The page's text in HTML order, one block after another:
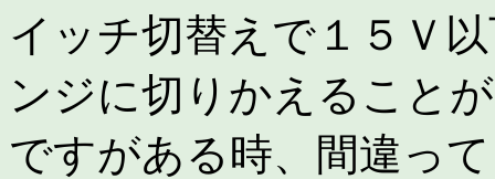
イッチ切替えで１５Ｖ
ンジに切りかえること
ですがある時、間違っ